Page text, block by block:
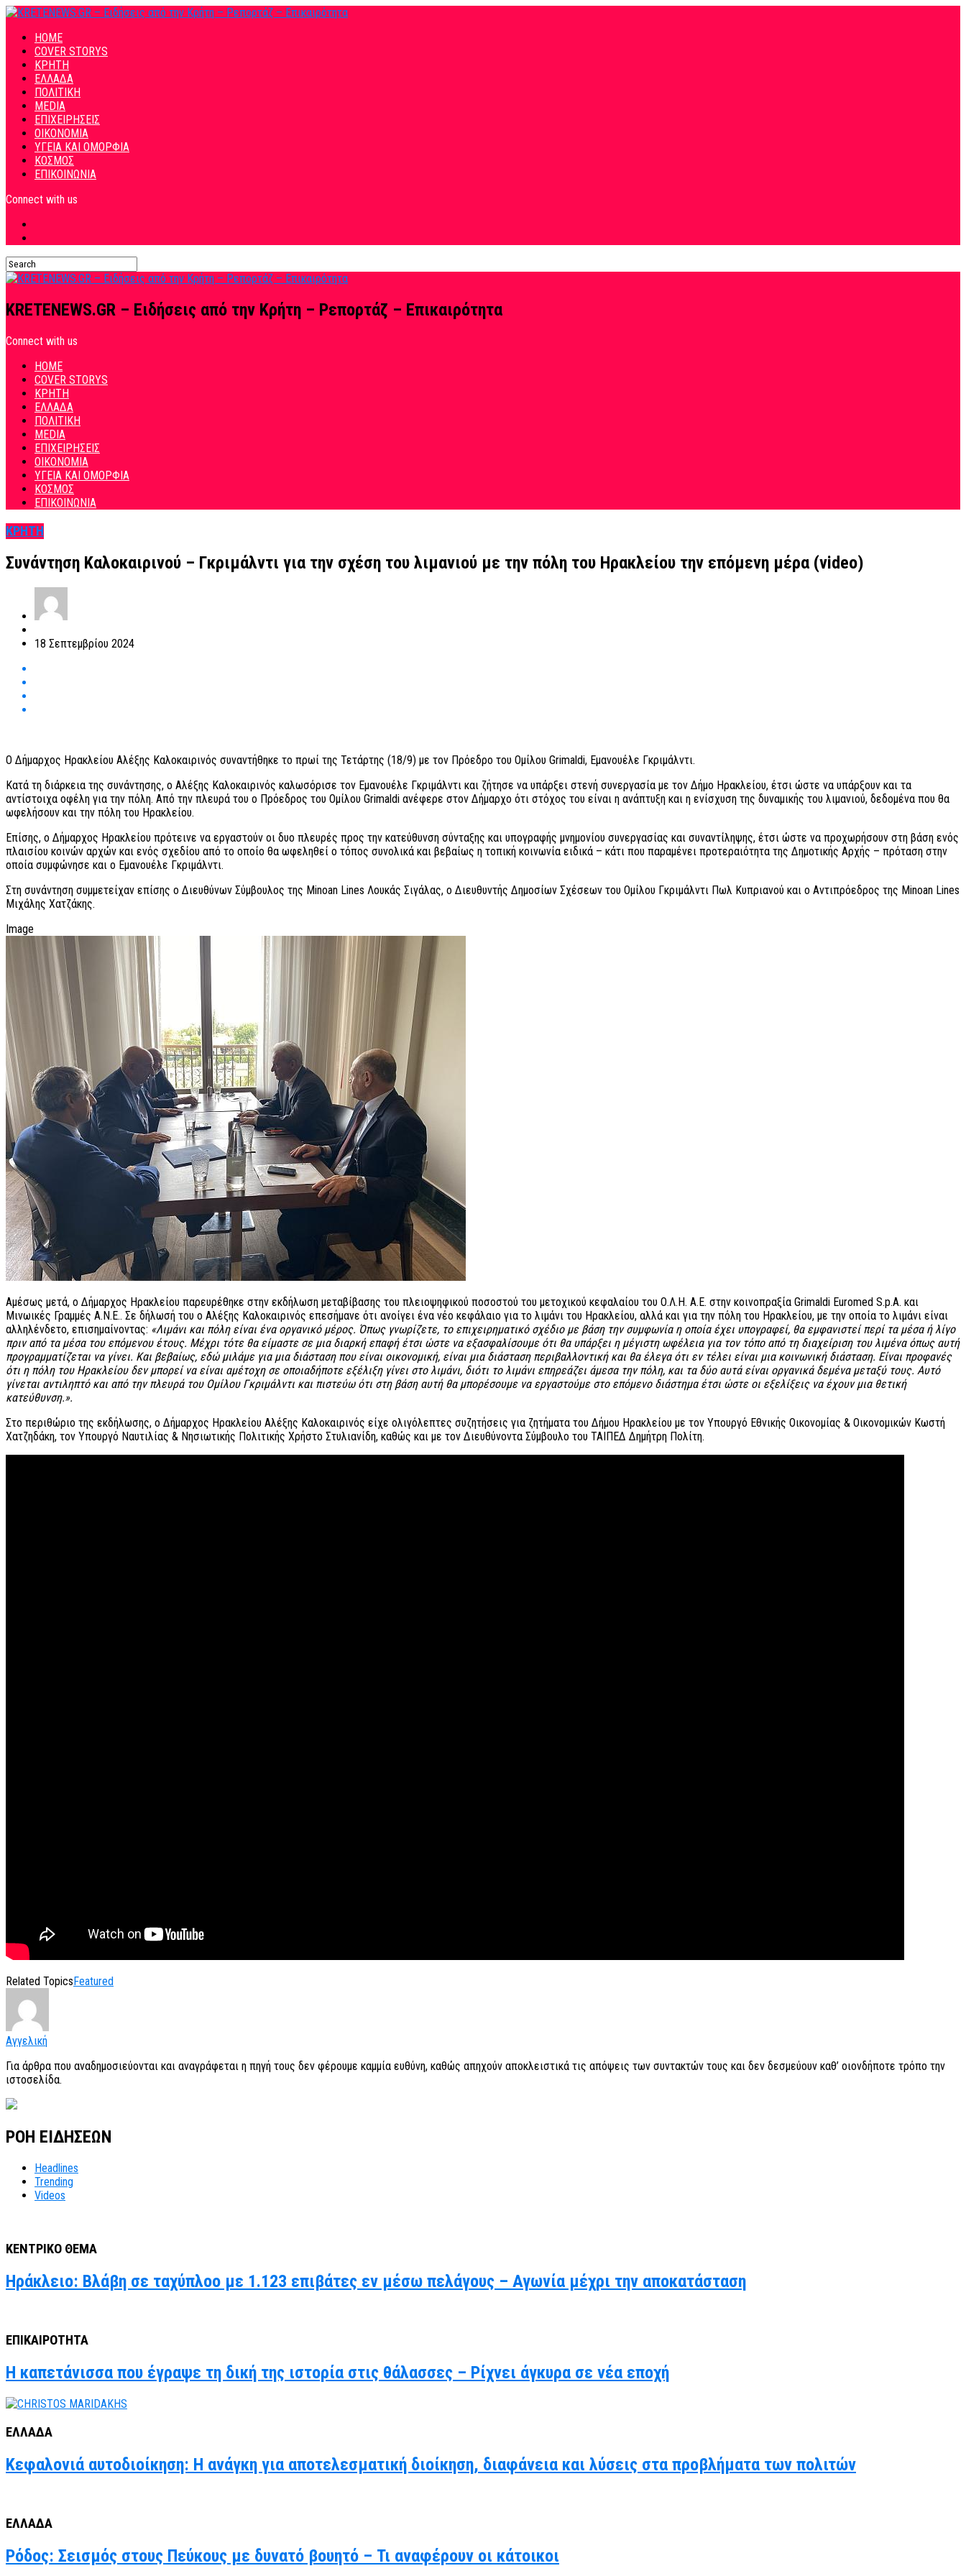
HOME
COVER STORYS
ΚΡΗΤΗ
ΕΛΛΑΔΑ
ΠΟΛΙΤΙΚΗ
MEDIA
ΕΠΙΧΕΙΡΗΣΕΙΣ
ΟΙΚΟΝΟΜΙΑ
ΥΓΕΙΑ ΚΑΙ ΟΜΟΡΦΙΑ
ΚΟΣΜΟΣ
ΕΠΙΚΟΙΝΩΝΙΑ
Connect with us
KRETENEWS.GR – Ειδήσεις από την Κρήτη – Ρεπορτάζ – Επικαιρότητα
Connect with us
HOME
COVER STORYS
ΚΡΗΤΗ
ΕΛΛΑΔΑ
ΠΟΛΙΤΙΚΗ
MEDIA
ΕΠΙΧΕΙΡΗΣΕΙΣ
ΟΙΚΟΝΟΜΙΑ
ΥΓΕΙΑ ΚΑΙ ΟΜΟΡΦΙΑ
ΚΟΣΜΟΣ
ΕΠΙΚΟΙΝΩΝΙΑ
ΚΡΗΤΗ
Συνάντηση Καλοκαιρινού – Γκριμάλντι για την σχέση του λιμανιού με την πόλη του Ηρακλείου την επόμενη μέρα (video)
18 Σεπτεμβρίου 2024
Ο Δήμαρχος Ηρακλείου Αλέξης Καλοκαιρινός συναντήθηκε το πρωί της Τετάρτης (18/9) με τον Πρόεδρο του Ομίλου Grimaldi, Εμανουέλε Γκριμάλντι.
Κατά τη διάρκεια της συνάντησης, ο Αλέξης Καλοκαιρινός καλωσόρισε τον Εμανουέλε Γκριμάλντι και ζήτησε να υπάρξει στενή συνεργασία με τον Δήμο Ηρακλείου, έτσι ώστε να υπάρξουν και τα
αντίστοιχα οφέλη για την πόλη. Από την πλευρά του ο Πρόεδρος του Ομίλου Grimaldi ανέφερε στον Δήμαρχο ότι στόχος του είναι η ανάπτυξη και η ενίσχυση της δυναμικής του λιμανιού, δεδομένα που θα
ωφελήσουν και την πόλη του Ηρακλείου.
Επίσης, ο Δήμαρχος Ηρακλείου πρότεινε να εργαστούν οι δυο πλευρές προς την κατεύθυνση σύνταξης και υπογραφής μνημονίου συνεργασίας και συναντίληψης, έτσι ώστε να προχωρήσουν στη βάση ενός
πλαισίου κοινών αρχών και ενός σχεδίου από το οποίο θα ωφεληθεί ο τόπος συνολικά και βεβαίως η τοπική κοινωνία ειδικά – κάτι που παραμένει προτεραιότητα της Δημοτικής Αρχής – πρόταση στην
οποία συμφώνησε και ο Εμανουέλε Γκριμάλντι.
Στη συνάντηση συμμετείχαν επίσης ο Διευθύνων Σύμβουλος της Minoan Lines Λουκάς Σιγάλας, ο Διευθυντής Δημοσίων Σχέσεων του Ομίλου Γκριμάλντι Πωλ Κυπριανού και ο Αντιπρόεδρος της Minoan Lines
Μιχάλης Χατζάκης.
Image
Αμέσως μετά, ο Δήμαρχος Ηρακλείου παρευρέθηκε στην εκδήλωση μεταβίβασης του πλειοψηφικού ποσοστού του μετοχικού κεφαλαίου του Ο.Λ.Η. Α.Ε. στην κοινοπραξία Grimaldi Euromed S.p.A. και
Μινωικές Γραμμές Α.Ν.Ε.. Σε δήλωσή του ο Αλέξης Καλοκαιρινός επεσήμανε ότι ανοίγει ένα νέο κεφάλαιο για το λιμάνι του Ηρακλείου, αλλά και για την πόλη του Ηρακλείου, με την οποία το λιμάνι είναι
αλληλένδετο, επισημαίνοντας: «Λιμάνι και πόλη είναι ένα οργανικό μέρος. Όπως γνωρίζετε, το επιχειρηματικό σχέδιο με βάση την συμφωνία η οποία έχει υπογραφεί, θα εμφανιστεί περί τα μέσα ή λίγο
πριν από τα μέσα του επόμενου έτους. Μέχρι τότε θα είμαστε σε μια διαρκή επαφή έτσι ώστε να εξασφαλίσουμε ότι θα υπάρξει η μέγιστη ωφέλεια για τον τόπο από τη διαχείριση του λιμένα όπως αυτή
προγραμματίζεται να γίνει. Και βεβαίως, εδώ μιλάμε για μια διάσταση που είναι οικονομική, είναι μια διάσταση περιβαλλοντική και θα έλεγα ότι εν τέλει είναι μια κοινωνική διάσταση. Είναι προφανές
ότι η πόλη του Ηρακλείου δεν μπορεί να είναι αμέτοχη σε οποιαδήποτε εξέλιξη γίνει στο λιμάνι, διότι το λιμάνι επηρεάζει άμεσα την πόλη, και τα δύο αυτά είναι οργανικά δεμένα μεταξύ τους. Αυτό
γίνεται αντιληπτό και από την πλευρά του Ομίλου Γκριμάλντι και πιστεύω ότι στη βάση αυτή θα μπορέσουμε να εργαστούμε στο επόμενο διάστημα έτσι ώστε οι εξελίξεις να έχουν μια θετική
κατεύθυνση.».
Στο περιθώριο της εκδήλωσης, ο Δήμαρχος Ηρακλείου Αλέξης Καλοκαιρινός είχε ολιγόλεπτες συζητήσεις για ζητήματα του Δήμου Ηρακλείου με τον Υπουργό Εθνικής Οικονομίας & Οικονομικών Κωστή
Χατζηδάκη, τον Υπουργό Ναυτιλίας & Νησιωτικής Πολιτικής Χρήστο Στυλιανίδη, καθώς και με τον Διευθύνοντα Σύμβουλο του ΤΑΙΠΕΔ Δημήτρη Πολίτη.
Related Topics Featured
Αγγελική
Για άρθρα που αναδημοσιεύονται και αναγράφεται η πηγή τους δεν φέρουμε καμμία ευθύνη, καθώς απηχούν αποκλειστικά τις απόψεις των συντακτών τους και δεν δεσμεύουν καθ’ οιονδήποτε τρόπο την
ιστοσελίδα.
ΡΟΗ ΕΙΔΗΣΕΩΝ
Headlines
Trending
Videos
ΚΕΝΤΡΙΚΟ ΘΕΜΑ
Ηράκλειο: Βλάβη σε ταχύπλοο με 1.123 επιβάτες εν μέσω πελάγους – Αγωνία μέχρι την αποκατάσταση
ΕΠΙΚΑΙΡΟΤΗΤΑ
Η καπετάνισσα που έγραψε τη δική της ιστορία στις θάλασσες – Ρίχνει άγκυρα σε νέα εποχή
ΕΛΛΑΔΑ
Κεφαλονιά αυτοδιοίκηση: Η ανάγκη για αποτελεσματική διοίκηση, διαφάνεια και λύσεις στα προβλήματα των πολιτών
ΕΛΛΑΔΑ
Ρόδος: Σεισμός στους Πεύκους με δυνατό βουητό – Τι αναφέρουν οι κάτοικοι